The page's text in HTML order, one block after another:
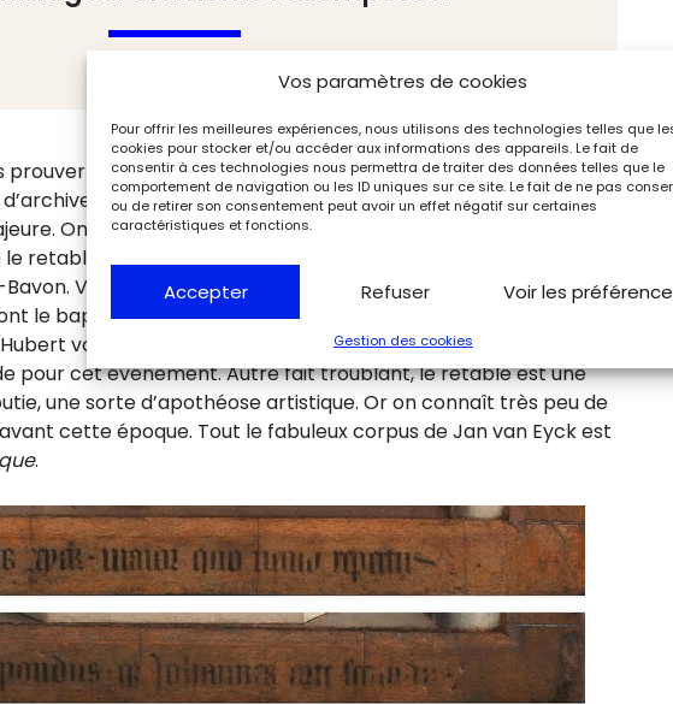
Vos paramètres de cookies
Pour offrir les meilleures expériences, nous utilisons des technologies telles que
cookies pour stocker et/ou accéder aux informations des appareils. Le fait de
consentir à ces technologies nous permettra de traiter des données telles que le
comportement de navigation ou les ID uniques sur ce site. Le fait de ne pas
ou de retirer son consentement peut avoir un effet négatif sur certaines
caractéristiques et fonctions.
Accepter Refuser Voir les
Gestion des cookies
prouver que ce texte était bien authentique mais étonnamment
eta prioripas de commande répertoriée pour cette
On ne peut donc se livrer qu’à des interprétations plus ou
retable a été commandé par Joos (Judocus) Vijd, le puissant
Vijd était aussi le parrain de l’enfant d’Isabelle du
le baptême eut lieu le 6 mai 1432, le jour même de
van Eyck est mort en 1426, ce qui met en doute
pour cet événement. Autre fait troublant, le retable est une
une sorte d’apothéose artistique. Or on connaît très peu de
cette époque. Tout le fabuleux corpus de Jan van Eyck est
.